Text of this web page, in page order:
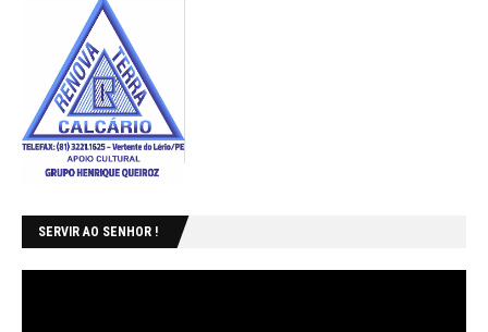
SERVIR AO SENHOR !